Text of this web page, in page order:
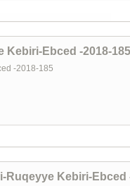
-2018-185